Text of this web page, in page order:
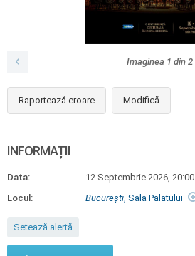
Imaginea 1 din 2
Raportează eroare Modifică
INFORMAȚII
Data: 12 Septembrie 2026, 20:00
Locul:
Bucureşti, Sala Palatului
Setează alertă